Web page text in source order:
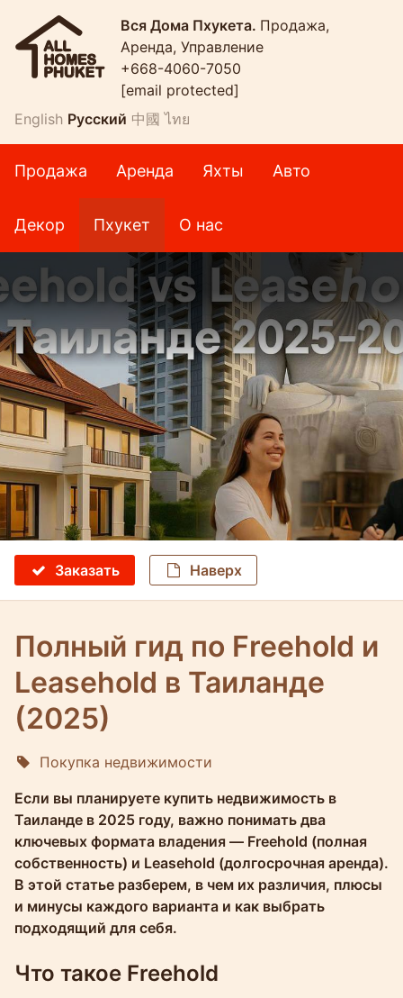
Вся Дома Пхукета. Продажа,
Аренда, Управление
+668-4060-7050
[email protected]
English Русский 中國 ไทย
Продажа Аренда Яхты Авто
Декор Пхукет О нас
Заказать Наверх
Полный гид по Freehold и
Leasehold в Таиланде
(2025)
Покупка недвижимости
Если вы планируете купить недвижимость в
Таиланде в 2025 году, важно понимать два
ключевых формата владения — Freehold (полная
собственность) и Leasehold (долгосрочная аренда).
В этой статье разберем, в чем их различия, плюсы
и минусы каждого варианта и как выбрать
подходящий для себя.
Что такое Freehold